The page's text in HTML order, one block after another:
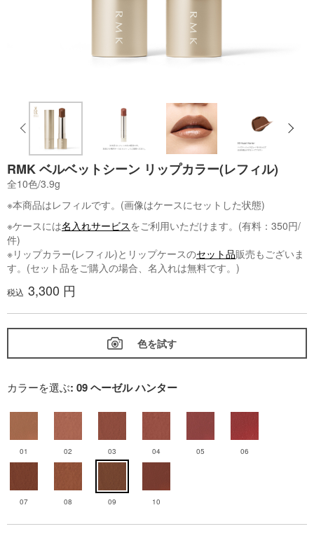
RMK ベルベットシーン リップカラー(レフィル)
全10色/3.9g
※本商品はレフィルです。(画像はケースにセットした状態)
※ケースには名入れサービスをご利用いただけます。(有料：350円/
件)
※リップカラー(レフィル)とリップケースのセット品販売もございま
す。(セット品をご購入の場合、名入れは無料です。)
税込 3,300 円
色を試す
カラーを選ぶ: 09 ヘーゼル ハンター
01 02 03 04 05 06
07 08 09 10